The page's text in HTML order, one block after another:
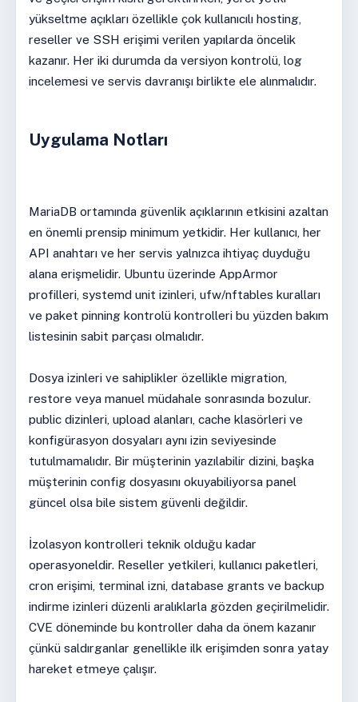
yükseltme açıkları özellikle çok kullanıcılı hosting,
reseller ve SSH erişimi verilen yapılarda öncelik
kazanır. Her iki durumda da versiyon kontrolü, log
incelemesi ve servis davranışı birlikte ele alınmalıdır.
Uygulama Notları
MariaDB ortamında güvenlik açıklarının etkisini azaltan
en önemli prensip minimum yetkidir. Her kullanıcı, her
API anahtarı ve her servis yalnızca ihtiyaç duyduğu
alana erişmelidir. Ubuntu üzerinde AppArmor
profilleri, systemd unit izinleri, ufw/nftables kuralları
ve paket pinning kontrolü kontrolleri bu yüzden bakım
listesinin sabit parçası olmalıdır.
Dosya izinleri ve sahiplikler özellikle migration,
restore veya manuel müdahale sonrasında bozulur.
public dizinleri, upload alanları, cache klasörleri ve
konfigürasyon dosyaları aynı izin seviyesinde
tutulmamalıdır. Bir müşterinin yazılabilir dizini, başka
müşterinin config dosyasını okuyabiliyorsa panel
güncel olsa bile sistem güvenli değildir.
İzolasyon kontrolleri teknik olduğu kadar
operasyoneldir. Reseller yetkileri, kullanıcı paketleri,
cron erişimi, terminal izni, database grants ve backup
indirme izinleri düzenli aralıklarla gözden geçirilmelidir.
CVE döneminde bu kontroller daha da önem kazanır
çünkü saldırganlar genellikle ilk erişimden sonra yatay
hareket etmeye çalışır.